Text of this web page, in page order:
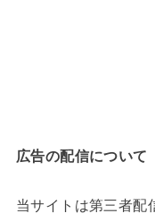
広告の配信について
当サイトは第三者配